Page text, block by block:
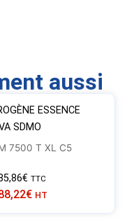
aussi
ESSENCE
SDMO
7500 T XL C5
€ TTC
€ HT